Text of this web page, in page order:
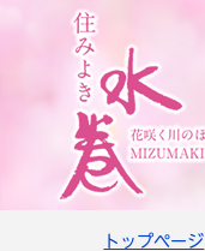
トップページ